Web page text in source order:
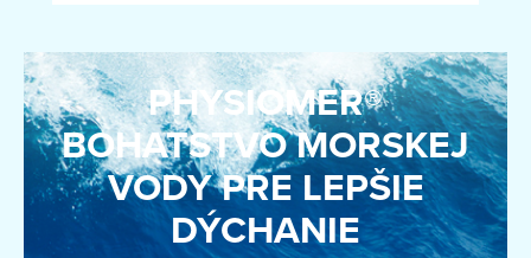
PHYSIOMER®
BOHATSTVO MORSKEJ
VODY PRE LEPŠIE
DÝCHANIE